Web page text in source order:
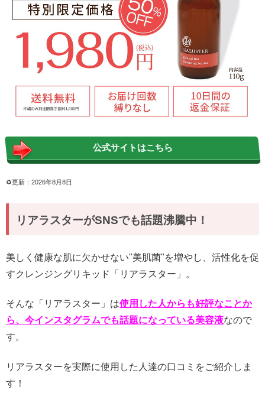
公式サイトはこちら
♻︎更新：2026年8月8日
リアラスターがSNSでも話題沸騰中！
美しく健康な肌に欠かせない"美肌菌"を増やし、活性化を促
すクレンジングリキッド「リアラスター」。
そんな「リアラスター」は使用した人からも好評なことか
ら、今インスタグラムでも話題になっている美容液なので
す。
リアラスターを実際に使用した人達の口コミをご紹介しま
す！